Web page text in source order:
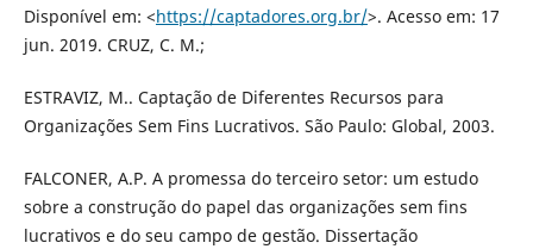
Disponível em: <https://captadores.org.br/>. Acesso em: 17
jun. 2019. CRUZ, C. M.;
ESTRAVIZ, M.. Captação de Diferentes Recursos para
Organizações Sem Fins Lucrativos. São Paulo: Global, 2003.
FALCONER, A.P. A promessa do terceiro setor: um estudo
sobre a construção do papel das organizações sem fins
lucrativos e do seu campo de gestão. Dissertação